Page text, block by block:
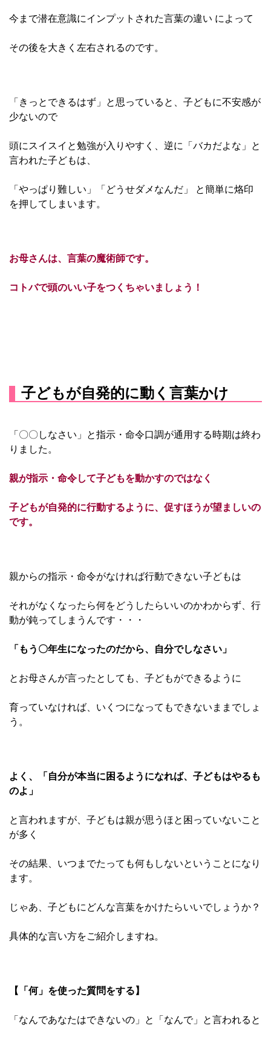
今まで潜在意識にインプットされた言葉の違い によって
その後を大きく左右されるのです。
「きっとできるはず」と思っていると、子どもに不安感が
少ないので
頭にスイスイと勉強が入りやすく、逆に「バカだよな」と
言われた子どもは、
「やっぱり難しい」「どうせダメなんだ」 と簡単に烙印
を押してしまいます。
お母さんは、言葉の魔術師です。
コトバで頭のいい子をつくちゃいましょう！
子どもが自発的に動く言葉かけ
「〇〇しなさい」と指示・命令口調が通用する時期は終わ
りました。
親が指示・命令して子どもを動かすのではなく
子どもが自発的に行動するように、促すほうが望ましいの
です。
親からの指示・命令がなければ行動できない子どもは
それがなくなったら何をどうしたらいいのかわからず、行
動が鈍ってしまうんです・・・
「もう〇年生になったのだから、自分でしなさい」
とお母さんが言ったとしても、子どもができるように
育っていなければ、いくつになってもできないままでしょ
う。
よく、「自分が本当に困るようになれば、子どもはやるも
のよ」
と言われますが、子どもは親が思うほと困っていないこと
が多く
その結果、いつまでたっても何もしないということになり
ます。
じゃあ、子どもにどんな言葉をかけたらいいでしょうか？
具体的な言い方をご紹介しますね。
【「何」を使った質問をする】
「なんであなたはできないの」と「なんで」と言われると